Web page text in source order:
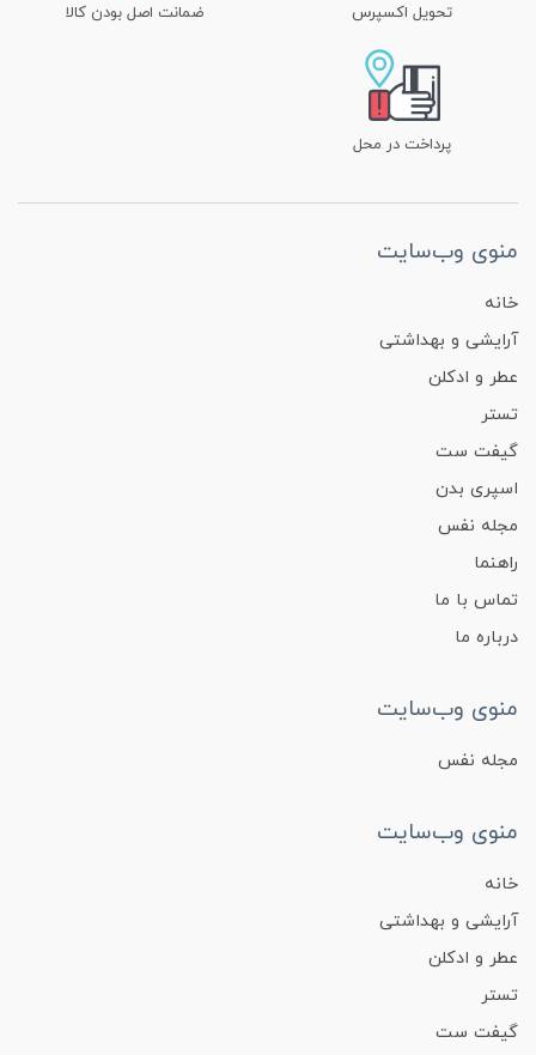
تحویل اکسپرس ضمانت اصل بودن کالا
پرداخت در محل
منوی وب‌سایت
خانه
آرایشی و بهداشتی
عطر و ادکلن
تستر
گیفت ست
اسپری بدن
مجله نفس
راهنما
تماس با ما
درباره ما
منوی وب‌سایت
مجله نفس
منوی وب‌سایت
خانه
آرایشی و بهداشتی
عطر و ادکلن
تستر
گیفت ست